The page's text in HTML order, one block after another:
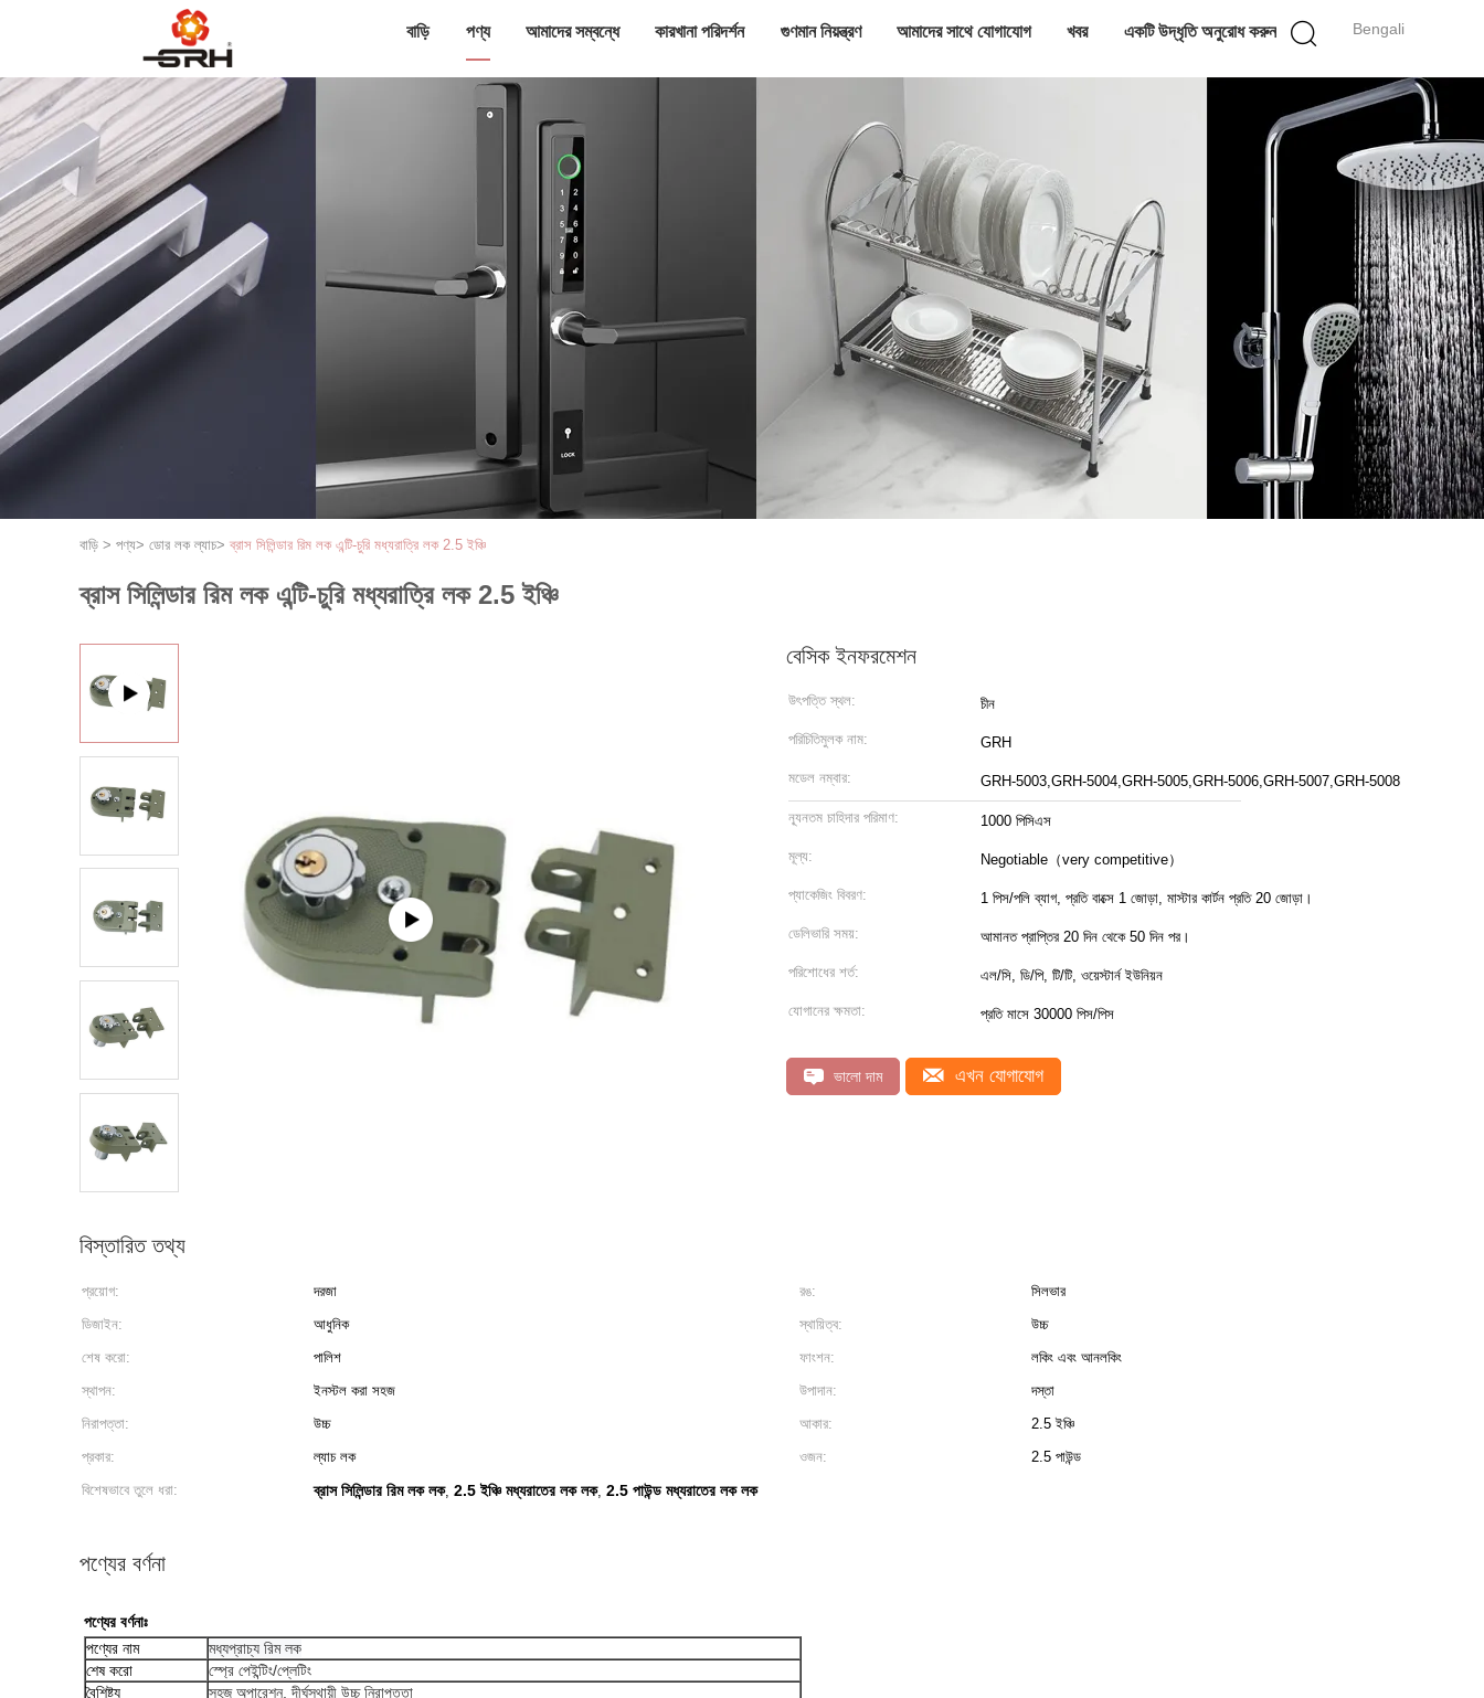
Bengali
বাড়ি পণ্য আমাদের সম্বন্ধে কারখানা পরিদর্শন গুণমান নিয়ন্ত্রণ আমাদের সাথে যোগাযোগ খবর একটি উদ্ধৃতি অনুরোধ করুন
বাড়ি > পণ্য> ডোর লক ল্যাচ> ব্রাস সিলিন্ডার রিম লক এন্টি-চুরি মধ্যরাত্রি লক 2.5 ইঞ্চি
ব্রাস সিলিন্ডার রিম লক এন্টি-চুরি মধ্যরাত্রি লক 2.5 ইঞ্চি
বেসিক ইনফরমেশন
উৎপত্তি স্থল: চীন
পরিচিতিমুলক নাম: GRH
মডেল নম্বার: GRH-5003,GRH-5004,GRH-5005,GRH-5006,GRH-5007,GRH-5008
ন্যূনতম চাহিদার পরিমাণ: 1000 পিসিএস
মূল্য: Negotiable（very competitive）
প্যাকেজিং বিবরণ: 1 পিস/পলি ব্যাগ, প্রতি বাক্সে 1 জোড়া, মাস্টার কার্টন প্রতি 20 জোড়া।
ডেলিভারি সময়: আমানত প্রাপ্তির 20 দিন থেকে 50 দিন পর।
পরিশোধের শর্ত: এল/সি, ডি/পি, টি/টি, ওয়েস্টার্ন ইউনিয়ন
যোগানের ক্ষমতা: প্রতি মাসে 30000 পিস/পিস
ভালো দাম এখন যোগাযোগ
বিস্তারিত তথ্য
প্রয়োগ: দরজা রঙ:
সিলভার
ডিজাইন:
আধুনিক স্থায়িত্ব:
উচ্চ
শেষ করো:
পালিশ ফাংশন:
লকিং এবং আনলকিং
স্থাপন:
ইনস্টল করা সহজ উপাদান:
দস্তা
নিরাপত্তা:
উচ্চ আকার:
2.5 ইঞ্চি
প্রকার:
ল্যাচ লক ওজন:
2.5 পাউন্ড
বিশেষভাবে তুলে ধরা:
ব্রাস সিলিন্ডার রিম লক লক, 2.5 ইঞ্চি মধ্যরাতের লক লক, 2.5 পাউন্ড মধ্যরাতের লক লক
পণ্যের বর্ণনা
পণ্যের বর্ণনাঃ
পণ্যের নাম
মধ্যপ্রাচ্য রিম লক
শেষ করো
স্প্রে পেইন্টিং/প্লেটিং
বৈশিষ্ট্য
সহজ অপারেশন, দীর্ঘস্থায়ী উচ্চ নিরাপত্তা